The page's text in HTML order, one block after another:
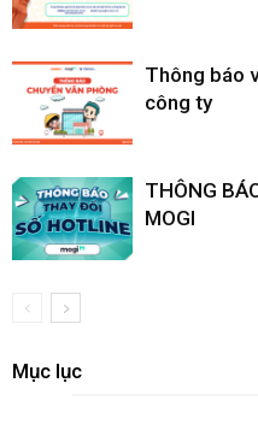
Thông báo
công ty
THÔNG
MOGI
Mục lục